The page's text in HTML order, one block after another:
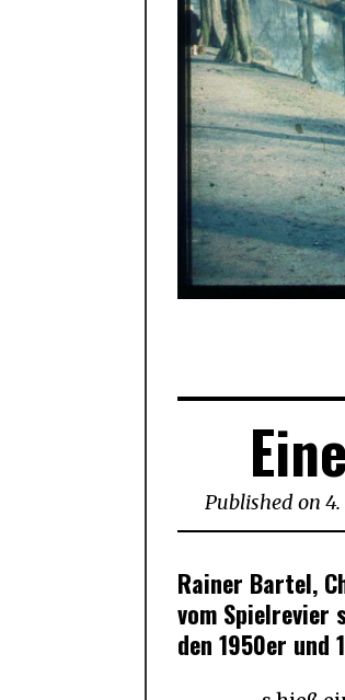
Published on
Rainer Bartel,
vom Spielrevier
den 1950er und